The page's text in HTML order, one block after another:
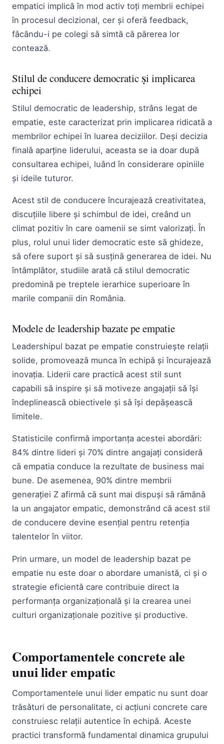
empatici implică în mod activ toți membrii echipei
în procesul decizional, cer și oferă feedback,
făcându-i pe colegi să simtă că părerea lor
contează.
Stilul de conducere democratic și implicarea
echipei
Stilul democratic de leadership, strâns legat de
empatie, este caracterizat prin implicarea ridicată a
membrilor echipei în luarea deciziilor. Deși decizia
finală aparține liderului, aceasta se ia doar după
consultarea echipei, luând în considerare opiniile
și ideile tuturor.
Acest stil de conducere încurajează creativitatea,
discuțiile libere și schimbul de idei, creând un
climat pozitiv în care oamenii se simt valorizați. În
plus, rolul unui lider democratic este să ghideze,
să ofere suport și să susțină generarea de idei. Nu
întâmplător, studiile arată că stilul democratic
predomină pe treptele ierarhice superioare în
marile companii din România.
Modele de leadership bazate pe empatie
Leadershipul bazat pe empatie construiește relații
solide, promovează munca în echipă și încurajează
inovația. Liderii care practică acest stil sunt
capabili să inspire și să motiveze angajații să își
îndeplinească obiectivele și să își depășească
limitele.
Statisticile confirmă importanța acestei abordări:
84% dintre lideri și 70% dintre angajați consideră
că empatia conduce la rezultate de business mai
bune. De asemenea, 90% dintre membrii
generației Z afirmă că sunt mai dispuși să rămână
la un angajator empatic, demonstrând că acest stil
de conducere devine esențial pentru retenția
talentelor în viitor.
Prin urmare, un model de leadership bazat pe
empatie nu este doar o abordare umanistă, ci și o
strategie eficientă care contribuie direct la
performanța organizațională și la crearea unei
culturi organizaționale pozitive și productive.
Comportamentele concrete ale
unui lider empatic
Comportamentele unui lider empatic nu sunt doar
trăsături de personalitate, ci acțiuni concrete care
construiesc relații autentice în echipă. Aceste
practici transformă fundamental dinamica grupului